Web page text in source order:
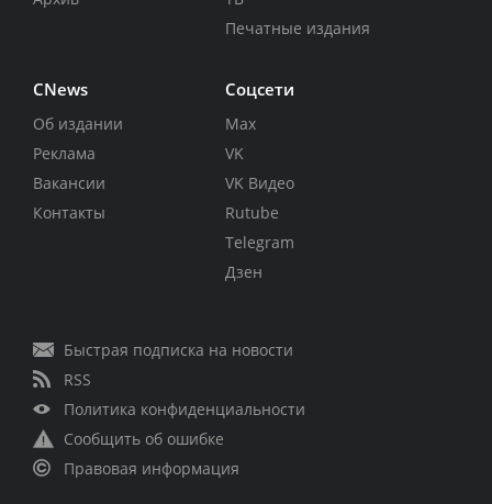
Печатные издания
CNews
Об издании
Реклама
Вакансии
Контакты
Соцсети
Max
VK
VK Видео
Rutube
Telegram
Дзен
Быстрая подписка на новости
RSS
Политика конфиденциальности
Сообщить об ошибке
Правовая информация